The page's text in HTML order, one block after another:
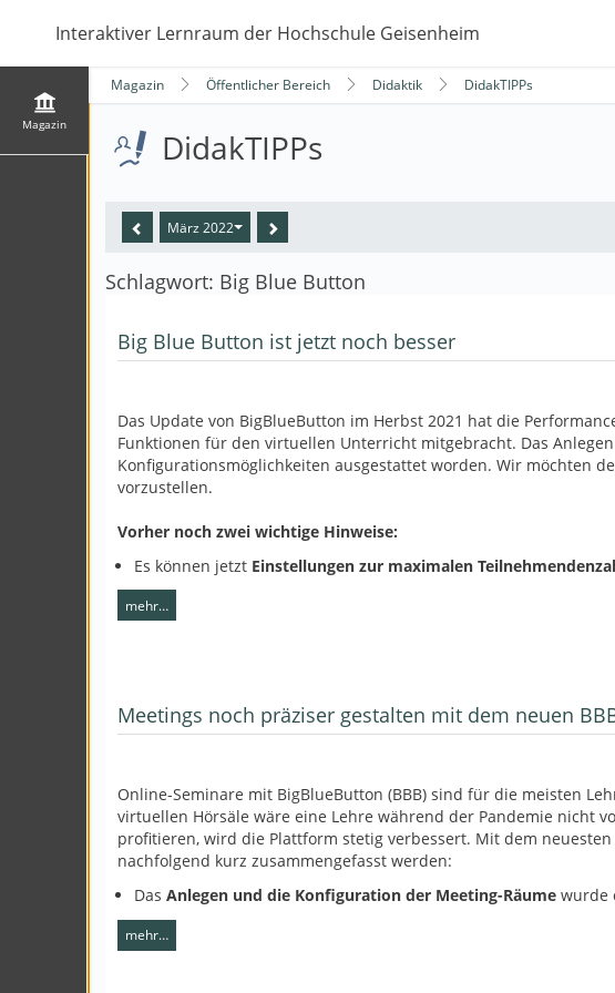
Interaktiver Lernraum der Hochschule Geisenheim
Magazin
Magazin Öffentlicher Bereich Didaktik DidakTIPPs
DidakTIPPs
März 2022
Schlagwort: Big Blue Button
Big Blue Button ist jetzt noch besser
Das Update von BigBlueButton im Herbst 2021 hat die
Funktionen für den virtuellen Unterricht mitgebracht. Das
Konfigurationsmöglichkeiten ausgestattet worden. Wir möchten
vorzustellen.
Vorher noch zwei wichtige Hinweise:
Es können jetzt Einstellungen zur maximalen
mehr…
Meetings noch präziser gestalten mit dem neuen
Online-Seminare mit BigBlueButton (BBB) sind für die meisten
virtuellen Hörsäle wäre eine Lehre während der Pandemie nicht
profitieren, wird die Plattform stetig verbessert. Mit dem
nachfolgend kurz zusammengefasst werden:
Das Anlegen und die Konfiguration der Meeting-Räume wurde
mehr…